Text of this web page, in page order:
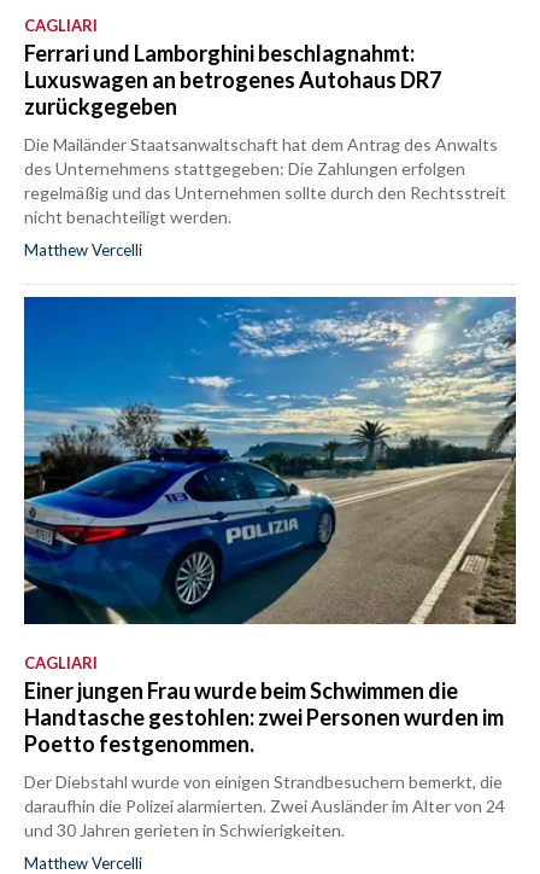
CAGLIARI
Ferrari und Lamborghini beschlagnahmt:
Luxuswagen an betrogenes Autohaus DR7
zurückgegeben
Die Mailänder Staatsanwaltschaft hat dem Antrag des Anwalts
des Unternehmens stattgegeben: Die Zahlungen erfolgen
regelmäßig und das Unternehmen sollte durch den Rechtsstreit
nicht benachteiligt werden.
Matthew Vercelli
CAGLIARI
Einer jungen Frau wurde beim Schwimmen die
Handtasche gestohlen: zwei Personen wurden im
Poetto festgenommen.
Der Diebstahl wurde von einigen Strandbesuchern bemerkt, die
daraufhin die Polizei alarmierten. Zwei Ausländer im Alter von 24
und 30 Jahren gerieten in Schwierigkeiten.
Matthew Vercelli